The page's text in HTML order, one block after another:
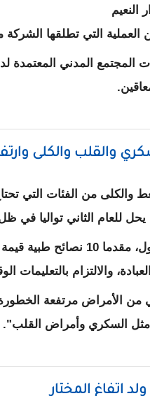
النعيم
من العملية التي تطلقها
المجتمع المدني
من دعم قدمته "موف
والقلب والكلى
من الفئات التي
للعام الثاني تواليا في
الطبيب أيمن صقللي، تحدث
والالتزام بالتعليمات
من الأمراض مرتفعة
السكري وأمراض القلب".
السكري والقلب والكلى
اتفاغ المختار